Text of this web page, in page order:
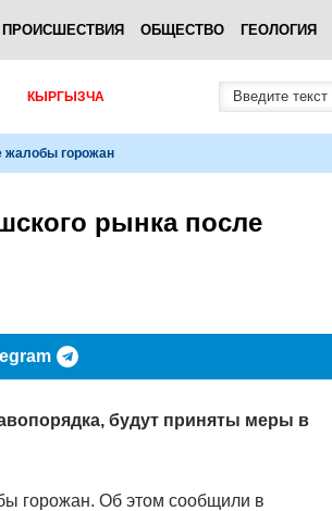
ПРОИСШЕСТВИЯ ОБЩЕСТВО ГЕОЛОГИЯ
КЫРГЫЗЧА
жалобы горожан
рынка после
будут приняты меры в
горожан. Об этом сообщили в